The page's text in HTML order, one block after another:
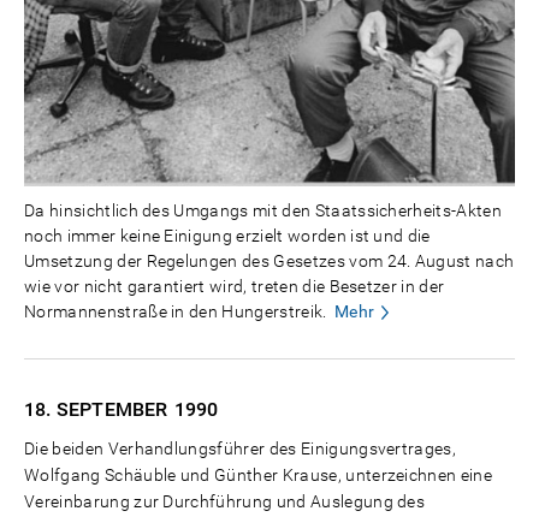
Da hinsichtlich des Umgangs mit den Staatssicherheits-Akten
noch immer keine Einigung erzielt worden ist und die
Umsetzung der Regelungen des Gesetzes vom 24. August nach
wie vor nicht garantiert wird, treten die Besetzer in der
Normannenstraße in den Hungerstreik.
Mehr
18. SEPTEMBER 1990
Die beiden Verhandlungsführer des Einigungsvertrages,
Wolfgang Schäuble und Günther Krause, unterzeichnen eine
Vereinbarung zur Durchführung und Auslegung des